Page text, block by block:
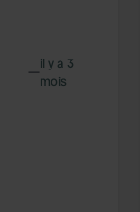
—il y a 3
mois